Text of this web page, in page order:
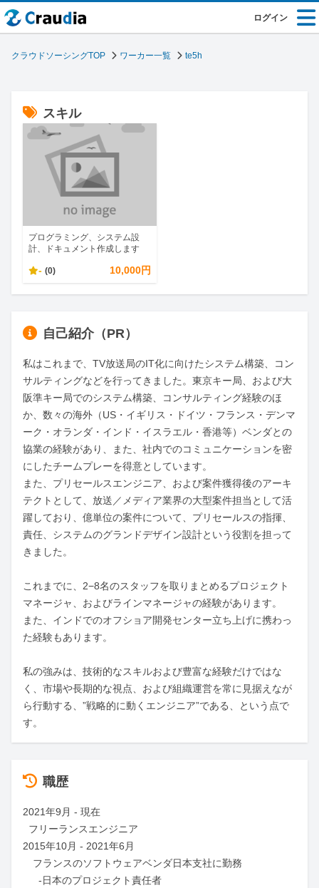
ログイン
クラウドソーシングTOP ワーカー一覧 te5h
スキル
プログラミング、システム設
計、ドキュメント作成します
- (0) 10,000円
自己紹介（PR）
私はこれまで、TV放送局のIT化に向けたシステム構築、コン
サルティングなどを行ってきました。東京キー局、および大
阪準キー局でのシステム構築、コンサルティング経験のほ
か、数々の海外（US・イギリス・ドイツ・フランス・デンマ
ーク・オランダ・インド・イスラエル・香港等）ベンダとの
協業の経験があり、また、社内でのコミュニケーションを密
にしたチームプレーを得意としています。
また、プリセールスエンジニア、および案件獲得後のアーキ
テクトとして、放送／メディア業界の大型案件担当として活
躍しており、億単位の案件について、プリセールスの指揮、
責任、システムのグランドデザイン設計という役割を担って
きました。
これまでに、2−8名のスタッフを取りまとめるプロジェクト
マネージャ、およびラインマネージャの経験があります。
また、インドでのオフショア開発センター立ち上げに携わっ
た経験もあります。
私の強みは、技術的なスキルおよび豊富な経験だけではな
く、市場や長期的な視点、および組織運営を常に見据えなが
ら行動する、”戦略的に動くエンジニア”である、という点で
す。
職歴
2021年9月 - 現在
2015年10月 - 2021年6月
フランスのソフトウェアベンダ日本支社に勤務
-日本のプロジェクト責任者